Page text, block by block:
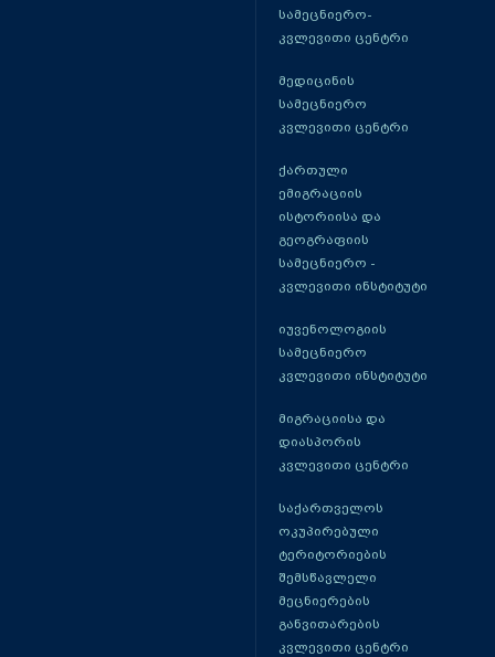
სამეცნიერო-
კვლევითი ცენტრი
მედიცინის
სამეცნიერო
კვლევითი ცენტრი
ქართული
ემიგრაციის
ისტორიისა და
გეოგრაფიის
სამეცნიერო -
კვლევითი ინსტიტუტი
იუვენოლოგიის
სამეცნიერო
კვლევითი ინსტიტუტი
მიგრაციისა და
დიასპორის
კვლევითი ცენტრი
საქართველოს
ოკუპირებული
ტერიტორიების
შემსწავლელი
მეცნიერების
განვითარების
კვლევითი ცენტრი